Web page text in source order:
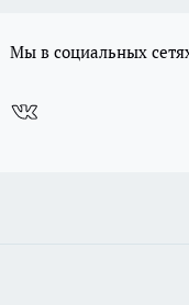
Мы в социальных